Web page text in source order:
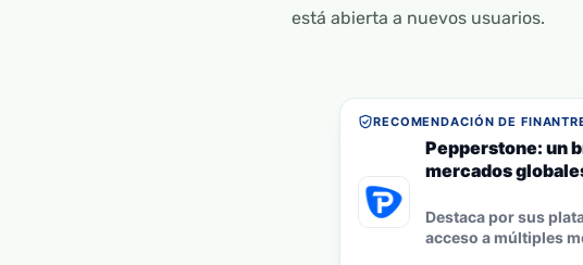
está abierta a nuevos usuarios.
RECOMENDACIÓN DE
Pepperstone: un
mercados
Destaca por sus
acceso a múltiples